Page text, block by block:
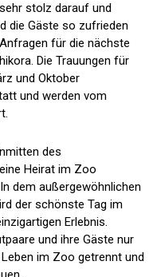
stolz darauf und
die Gäste so zufrieden
für die nächste
Die Trauungen für
und Oktober
und werden vom
des
Heirat im Zoo
dem außergewöhnlichen
der schönste Tag im
Erlebnis.
und ihre Gäste nur
im Zoo getrennt und